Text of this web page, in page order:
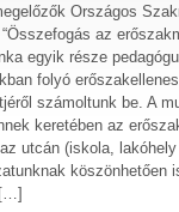
Országos
az
egyik része
folyó
számoltunk be. A
keretében az
utcán (iskola, lakóhely
köszönhetően